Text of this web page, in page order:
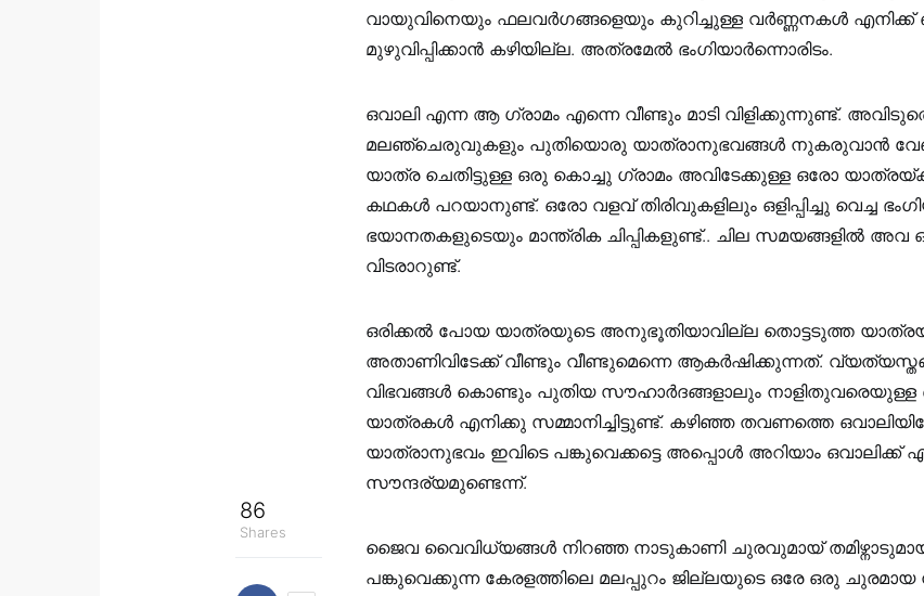
86
Shares
വായുവിനെയും ഫലവർഗങ്ങളെയും കുറിച്ചുള്ള വർണ്ണനകൾ എനിക്ക്
മുഴുവിപ്പിക്കാൻ കഴിയില്ല. അത്രമേൽ ഭംഗിയാർന്നൊരിടം.
ഒവാലി എന്ന ആ ഗ്രാമം എന്നെ വീണ്ടും മാടി വിളിക്കുന്നുണ്ട്.
മലഞ്ചെരുവുകളും പുതിയൊരു യാത്രാനുഭവങ്ങൾ നുകരുവാൻ
യാത്ര ചെതിട്ടുള്ള ഒരു കൊച്ചു ഗ്രാമം അവിടേക്കുള്ള ഒരോ
കഥകൾ പറയാനുണ്ട്. ഒരോ വളവ് തിരിവുകളിലും ഒളിപ്പിച്ചു വെച്ച
ഭയാനതകളുടെയും മാന്ത്രിക ചിപ്പികളുണ്ട്.. ചില സമയങ്ങളിൽ അവ
വിടരാറുണ്ട്.
ഒരിക്കൽ പോയ യാത്രയുടെ അനുഭൂതിയാവില്ല തൊട്ടടുത്ത
അതാണിവിടേക്ക് വീണ്ടും വീണ്ടുമെന്നെ ആകർഷിക്കുന്നത്.
വിഭവങ്ങൾ കൊണ്ടും പുതിയ സൗഹാർദങ്ങളാലും നാളിതുവരെയുള്ള
യാത്രകൾ എനിക്കു സമ്മാനിച്ചിട്ടുണ്ട്. കഴിഞ്ഞ തവണത്തെ
യാത്രാനുഭവം ഇവിടെ പങ്കുവെക്കട്ടെ അപ്പൊൾ അറിയാം ഒവാലിക്ക്‌
സൗന്ദര്യമുണ്ടെന്ന്.
ജൈവ വൈവിധ്യങ്ങൾ നിറഞ്ഞ നാടുകാണി ചുരവുമായ്
പങ്കുവെക്കുന്ന കേരളത്തിലെ മലപ്പുറം ജില്ലയുടെ ഒരേ ഒരു